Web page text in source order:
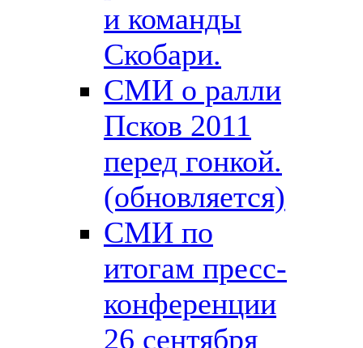
и команды
Скобари.
СМИ о ралли
Псков 2011
перед гонкой.
(обновляется)
СМИ по
итогам пресс-
конференции
26 сентября